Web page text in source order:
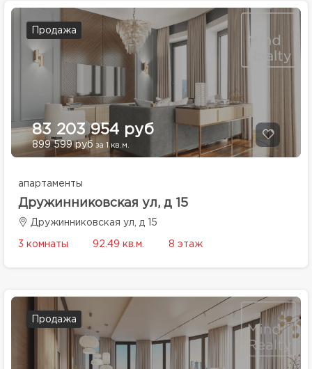
Продажа
83 203 954 руб
899 599 руб за 1 кв.м.
апартаменты
Дружинниковская ул, д 15
Дружинниковская ул, д 15
3 комнаты 92.49 кв.м. 8 этаж
Продажа